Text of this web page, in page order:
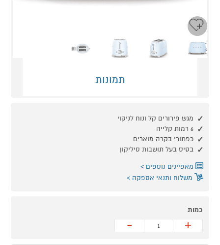
תמונות
מגש פירורים קל ונוח לניקוי
6 רמות קלייה
כפתורי בקרה מוארים
בסיס בעל תושבות סיליקון
מאפיינים נוספים
משלוח ותנאי אספקה
כמות
+
-